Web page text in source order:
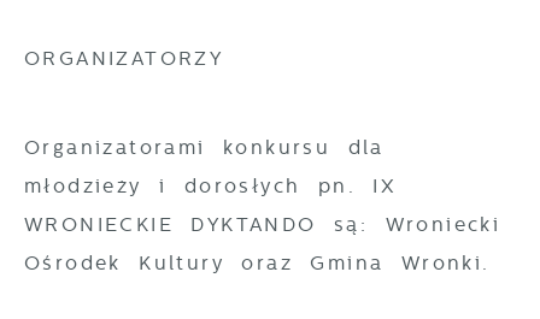
ORGANIZATORZY
Organizatorami konkursu dla
młodzieży i dorosłych pn. IX
WRONIECKIE DYKTANDO są: Wroniecki
Ośrodek Kultury oraz Gmina Wronki.